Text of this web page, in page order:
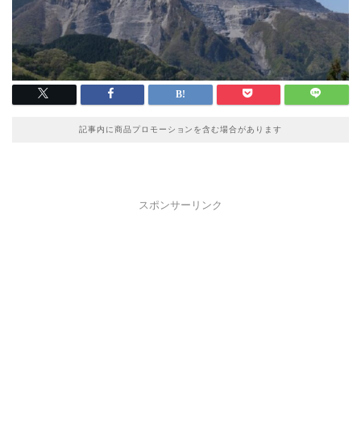
記事内に商品プロモーションを含む場合があります
スポンサーリンク